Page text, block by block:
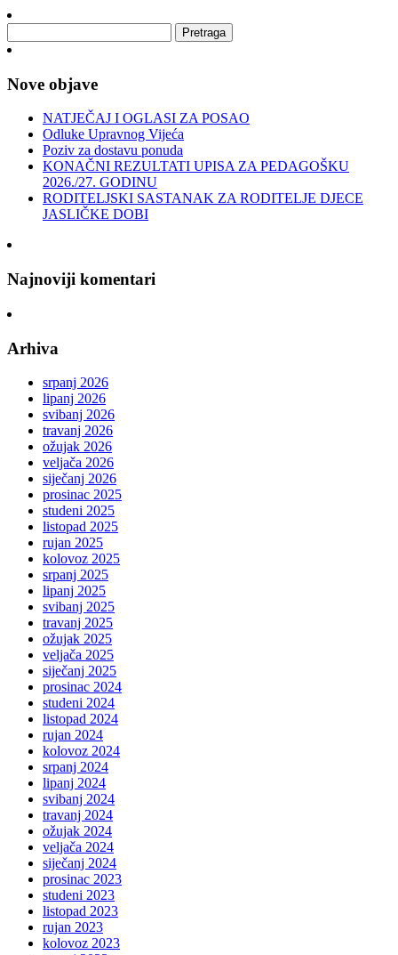
Nove objave
NATJEČAJ I OGLASI ZA POSAO
Odluke Upravnog Vijeća
Poziv za dostavu ponuda
KONAČNI REZULTATI UPISA ZA PEDAGOŠKU
2026./27. GODINU
RODITELJSKI SASTANAK ZA RODITELJE DJECE
JASLIČKE DOBI
Najnoviji komentari
Arhiva
srpanj 2026
lipanj 2026
svibanj 2026
travanj 2026
ožujak 2026
veljača 2026
siječanj 2026
prosinac 2025
studeni 2025
listopad 2025
rujan 2025
kolovoz 2025
srpanj 2025
lipanj 2025
svibanj 2025
travanj 2025
ožujak 2025
veljača 2025
siječanj 2025
prosinac 2024
studeni 2024
listopad 2024
rujan 2024
kolovoz 2024
srpanj 2024
lipanj 2024
svibanj 2024
travanj 2024
ožujak 2024
veljača 2024
siječanj 2024
prosinac 2023
studeni 2023
listopad 2023
rujan 2023
kolovoz 2023